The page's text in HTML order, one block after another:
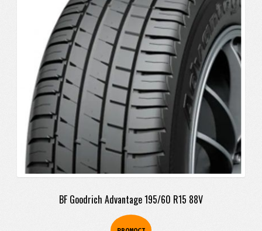
BF Goodrich Advantage 195/60 R15 88V
era:
$410.900.
es:
$398.900.